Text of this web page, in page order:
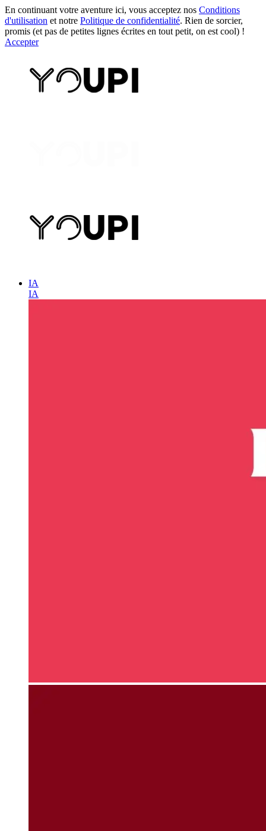
En continuant votre aventure ici, vous acceptez nos Conditions
d'utilisation et notre Politique de confidentialité. Rien de sorcier,
promis (et pas de petites lignes écrites en tout petit, on est cool) !
Accepter
IA
IA